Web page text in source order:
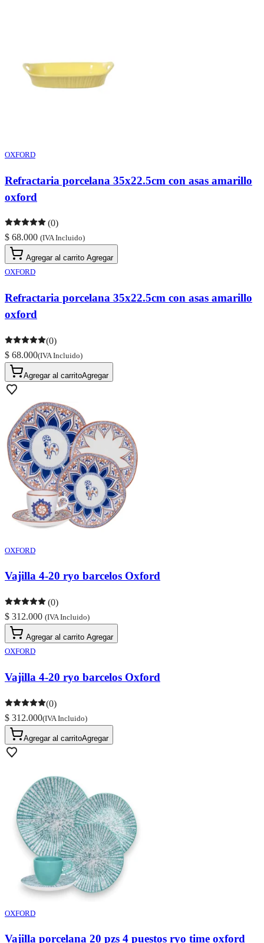
OXFORD
Refractaria porcelana 35x22.5cm con asas amarillo
oxford
(0)
$ 68.000 (IVA Incluido)
Agregar al carrito Agregar
OXFORD
Refractaria porcelana 35x22.5cm con asas amarillo
oxford
(0)
$ 68.000(IVA Incluido)
Agregar al carritoAgregar
OXFORD
Vajilla 4-20 ryo barcelos Oxford
(0)
$ 312.000 (IVA Incluido)
Agregar al carrito Agregar
OXFORD
Vajilla 4-20 ryo barcelos Oxford
(0)
$ 312.000(IVA Incluido)
Agregar al carritoAgregar
OXFORD
Vajilla porcelana 20 pzs 4 puestos ryo time oxford